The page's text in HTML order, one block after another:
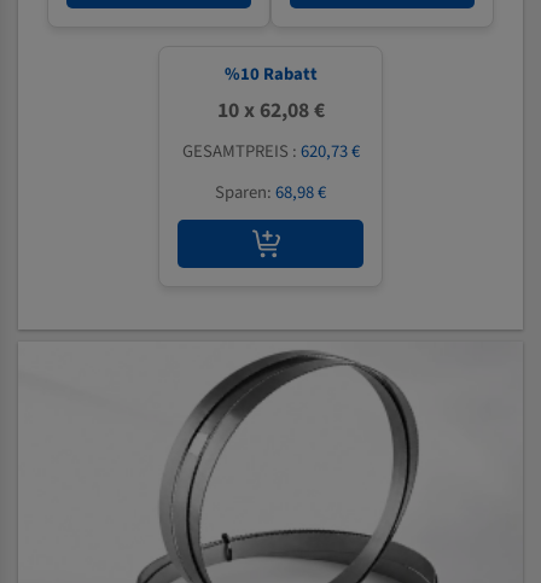
%10 Rabatt
10 x 62,08 €
GESAMTPREIS :620,73 €
Sparen:68,98 €